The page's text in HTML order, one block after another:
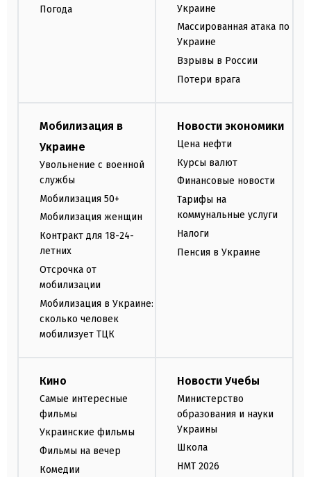
Погода
Украине
Массированная атака по
Украине
Взрывы в России
Потери врага
Мобилизация в
Украине
Увольнение с военной
службы
Мобилизация 50+
Мобилизация женщин
Контракт для 18-24-
летних
Отсрочка от
мобилизации
Мобилизация в Украине:
сколько человек
мобилизует ТЦК
Новости экономики
Цена нефти
Курсы валют
Финансовые новости
Тарифы на
коммунальные услуги
Налоги
Пенсия в Украине
Кино
Самые интересные
фильмы
Украинские фильмы
Фильмы на вечер
Комедии
Новости Учебы
Министерство
образования и науки
Украины
Школа
НМТ 2026